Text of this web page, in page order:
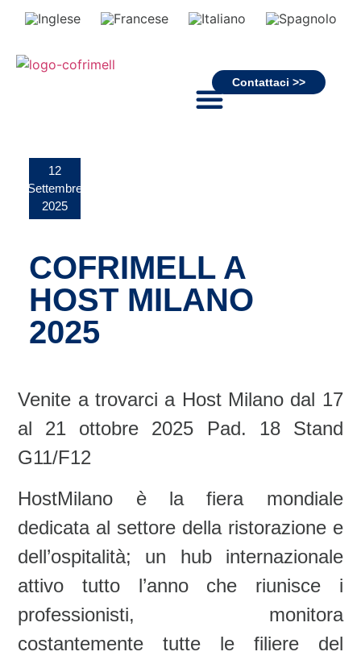
Contattaci >>
12
Settembre
2025
COFRIMELL A
HOST MILANO
2025
Venite a trovarci a Host Milano dal 17
al 21 ottobre 2025 Pad. 18 Stand
G11/F12
HostMilano è la fiera mondiale
dedicata al settore della ristorazione e
dell’ospitalità; un hub internazionale
attivo tutto l’anno che riunisce i
professionisti, monitora
costantemente tutte le filiere del